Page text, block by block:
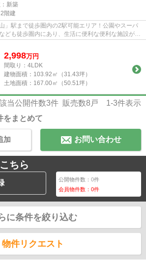
新築
階建
」駅まで徒歩圏内の2駅可能エリア！公園やスーパ
ども徒歩圏内にあり、生活に便利な便利な施設が揃
...
2,998万円
間取り：4LDK
建物面積： 103.92㎡（31.43坪）
土地面積： 167.00㎡（50.51坪）
当公開件数3件 販売数8 戸 1-3件表示
をまとめて
お問い合わせ
加
ちら
公開物件数：0件
会員物件数：0件
に条件を絞り込む
物件リクエスト